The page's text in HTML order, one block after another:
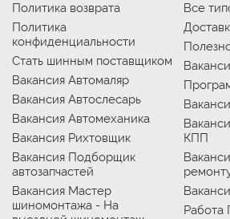
Политика возврата
Политика
конфиденциальности
Стать шинным поставщиком
Вакансия Автомаляр
Вакансия Автослесарь
Вакансия Автомеханика
Вакансия Рихтовщик
Вакансия Подборщик
автозапчастей
Вакансия Мастер
шиномонтажа - На
Все
КПП